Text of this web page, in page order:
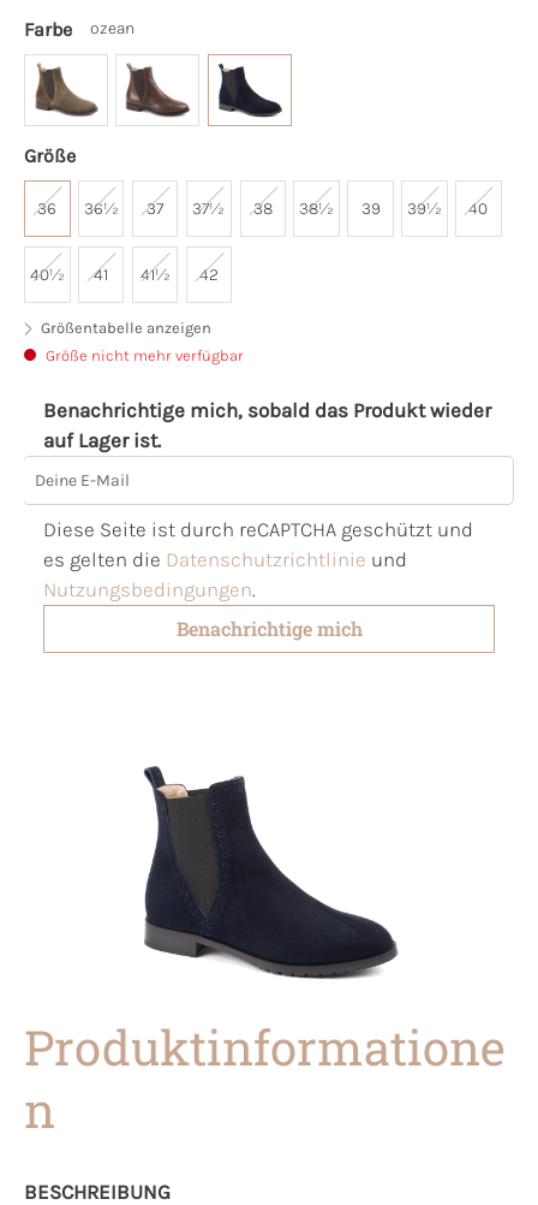
Farbe ozean
Größe
36 36½ 37 37½ 38 38½ 39 39½ 40
40½ 41 41½ 42
Größentabelle anzeigen
Größe nicht mehr verfügbar
Benachrichtige mich, sobald das Produkt wieder
auf Lager ist.
Deine E-Mail
Diese Seite ist durch reCAPTCHA geschützt und
es gelten die Datenschutzrichtlinie und
Nutzungsbedingungen.
Benachrichtige mich
Produktinformatione
n
BESCHREIBUNG